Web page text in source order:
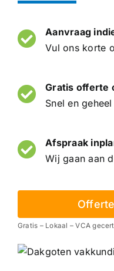
Aanvraag
Vul ons korte
Gratis offerte
Snel en
Afspraak
Wij gaan aan
Gratis – Lokaal – VCA